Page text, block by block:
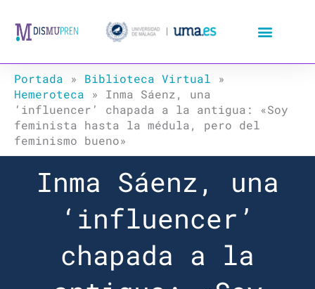
Portada » Biblioteca Virtual »
Hemeroteca » Inma Sáenz, una
‘influencer’ chapada a la antigua: «Soy
feminista hasta la médula, pero del
feminismo bueno»
Inma Sáenz, una
‘influencer’
chapada a la